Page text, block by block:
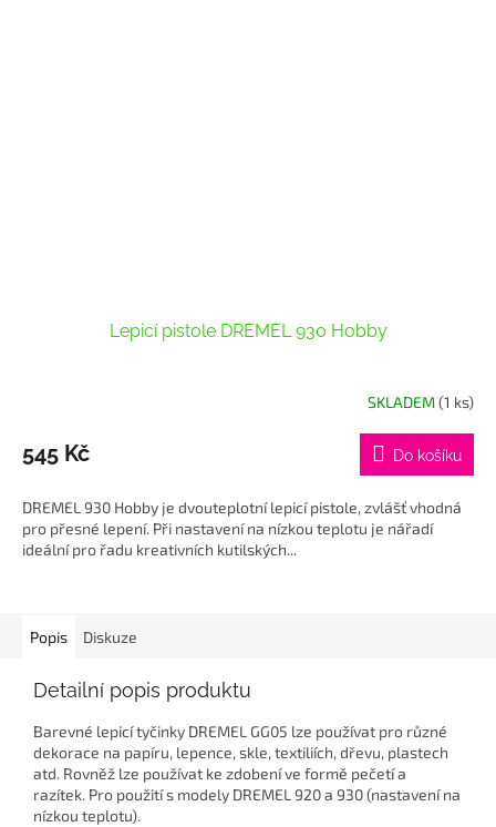
Lepicí pistole DREMEL 930 Hobby
SKLADEM(1 ks)
545 Kč Do košíku
DREMEL 930 Hobby je dvouteplotní lepicí pistole, zvlášť vhodná
pro přesné lepení. Při nastavení na nízkou teplotu je nářadí
ideální pro řadu kreativních kutilských...
Popis Diskuze
Detailní popis produktu
Barevné lepicí tyčinky DREMEL GG05 lze používat pro různé
dekorace na papíru, lepence, skle, textiliích, dřevu, plastech
atd. Rovněž lze používat ke zdobení ve formě pečetí a
razítek. Pro použití s modely DREMEL 920 a 930 (nastavení na
nízkou teplotu).